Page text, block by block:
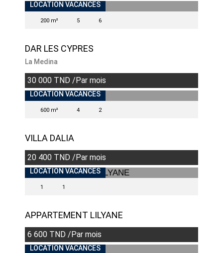
LOCATION VACANCES
200 m² 5 6
DAR LES CYPRES
La Medina
30 000 TND /Par mois
LOCATION VACANCES
600 m² 4 2
VILLA DALIA
20 400 TND /Par mois
LOCATION VACANCES
1 1
APPARTEMENT LILYANE
6 600 TND /Par mois
LOCATION VACANCES